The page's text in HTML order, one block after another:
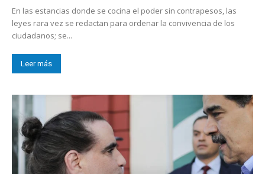
En las estancias donde se cocina el poder sin contrapesos, las
leyes rara vez se redactan para ordenar la convivencia de los
ciudadanos; se...
Leer más